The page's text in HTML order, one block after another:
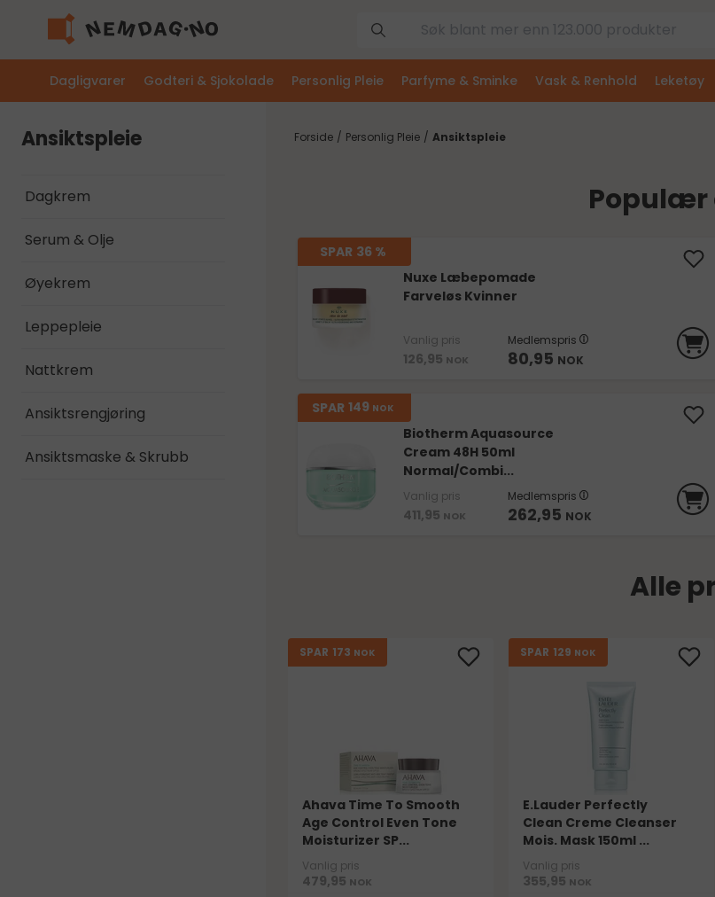
Dagligvarer Godteri & Sjokolade Personlig Pleie Parfyme & Sminke Vask & Renhold Leketøy
Ansiktspleie
Dagkrem
Serum & Olje
Øyekrem
Leppepleie
Nattkrem
Ansiktsrengjøring
Ansiktsmaske & Skrubb
Forside / Personlig Pleie / Ansiktspleie
Populær
SPAR 36 %
Nuxe Læbepomade
Farveløs Kvinner
Vanlig pris
126,95 NOK
Medlemspris
80,95 NOK
SPAR 149 NOK
Biotherm Aquasource
Cream 48H 50ml
Normal/Combi...
Vanlig pris
411,95 NOK
Medlemspris
262,95 NOK
Alle
SPAR 173 NOK
Ahava Time To Smooth
Age Control Even Tone
Moisturizer SP...
Vanlig pris
479,95 NOK
SPAR 129 NOK
E.Lauder Perfectly
Clean Creme Cleanser
Mois. Mask 150ml ...
Vanlig pris
355,95 NOK